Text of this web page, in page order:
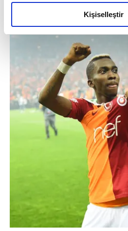
olduğunu ve sizlere en iyi içerikleri
elimizden gelen çabayı
reklamların maliyetlerimizi
kalemimiz olduğunu sizlere
Her halükârda, kullanıcılar, bu
takdirde, kullanıcılara hedefli
gösterilmeyecektir."
Sizlere daha iyi bir hizmet
Sitemizde kendimize ve üçüncü
kullanılmaktadır. Bu çerezler
verileriniz işlenmekte olup gerekli
toplumu hizmetlerinin sunulması
kullanılmaktadır. Diğer çerezler,
kılınması ve kişiselleştirilmesi ve
reklam/pazarlama faaliyetlerinin
sınırlı olarak açık rızanız dahilinde
Kişiselleştir
bizim yanımızda oldukları